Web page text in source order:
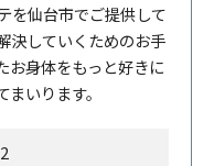
を仙台市でご提供して
決していくためのお手
お身体をもっと好きに
いります。